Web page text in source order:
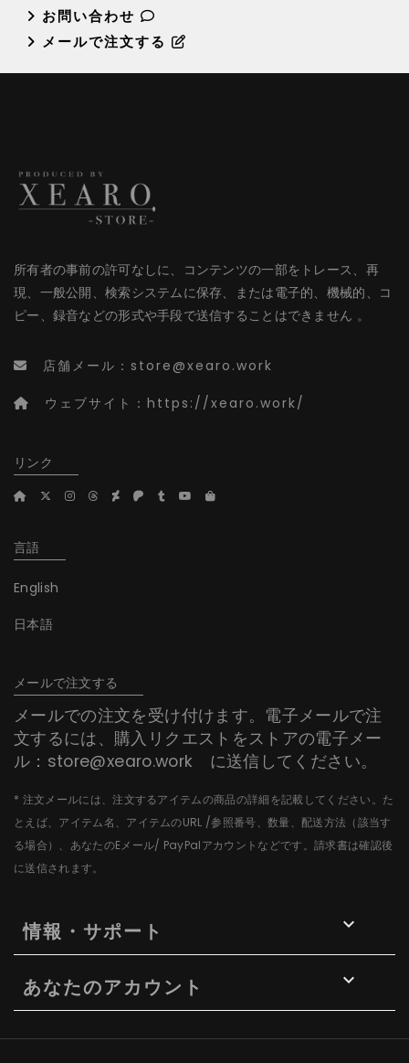
お問い合わせ
メールで注文する
所有者の事前の許可なしに、コンテンツの一部をトレース、再
現、一般公開、検索システムに保存、または電子的、機械的、コ
ピー、録音などの形式や手段で送信することはできません 。
店舗メール： store@xearo.work
ウェブサイト： https://xearo.work/
リンク
言語
English
日本語
メールで注文する
メールでの注文を受け付けます。電子メールで注
文するには、購入リクエストをストアの電子メー
ル： store@xearo.work に送信してください。
* 注文メールには、注文するアイテムの商品の詳細を記載してください。た
とえば、アイテム名、アイテムのURL /参照番号、数量、配送方法（該当す
る場合）、あなたのEメール/ PayPalアカウントなどです。請求書は確認後
に送信されます。
情報・サポート 
あなたのアカウント 